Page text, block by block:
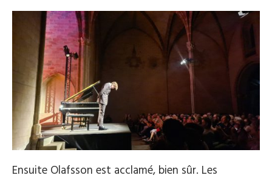
Ensuite Olafsson est acclamé, bien sûr. Les